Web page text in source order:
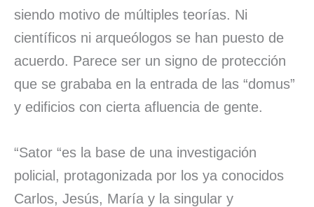
siendo motivo de múltiples teorías. Ni
científicos ni arqueólogos se han puesto de
acuerdo. Parece ser un signo de protección
que se grababa en la entrada de las “domus”
y edificios con cierta afluencia de gente.
“Sator “es la base de una investigación
policial, protagonizada por los ya conocidos
Carlos, Jesús, María y la singular y